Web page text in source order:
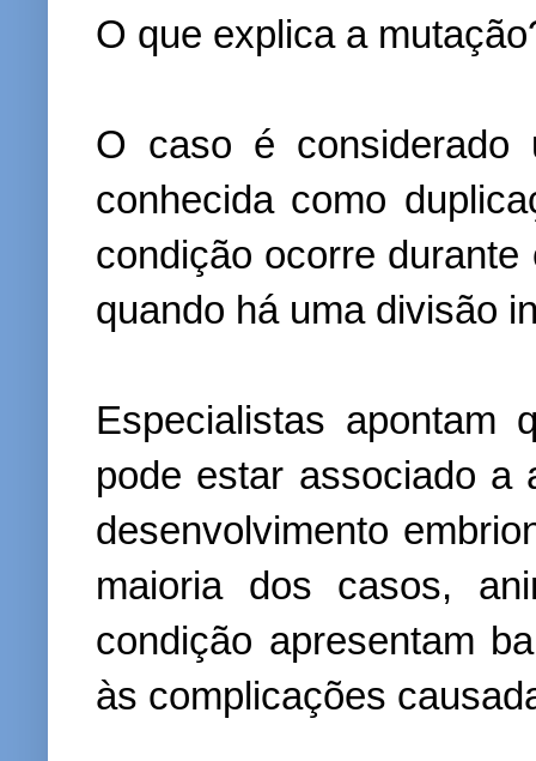
O que explica a
O caso é considerado
conhecida como
condição ocorre
quando há uma divisão
Especialistas apontam
pode estar associado a
desenvolvimento
maioria dos casos,
condição apresentam
às complicações